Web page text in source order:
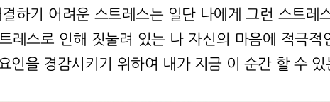
하기 어려운 스트레스는 일단 나에게 그런 스트
레스로 인해 짓눌려 있는 나 자신의 마음에 적극
인을 경감시키기 위하여 내가 지금 이 순간 할 수